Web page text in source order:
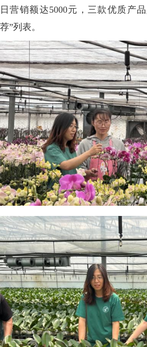
日营销额达5000元，三款优质产
荐”列表。